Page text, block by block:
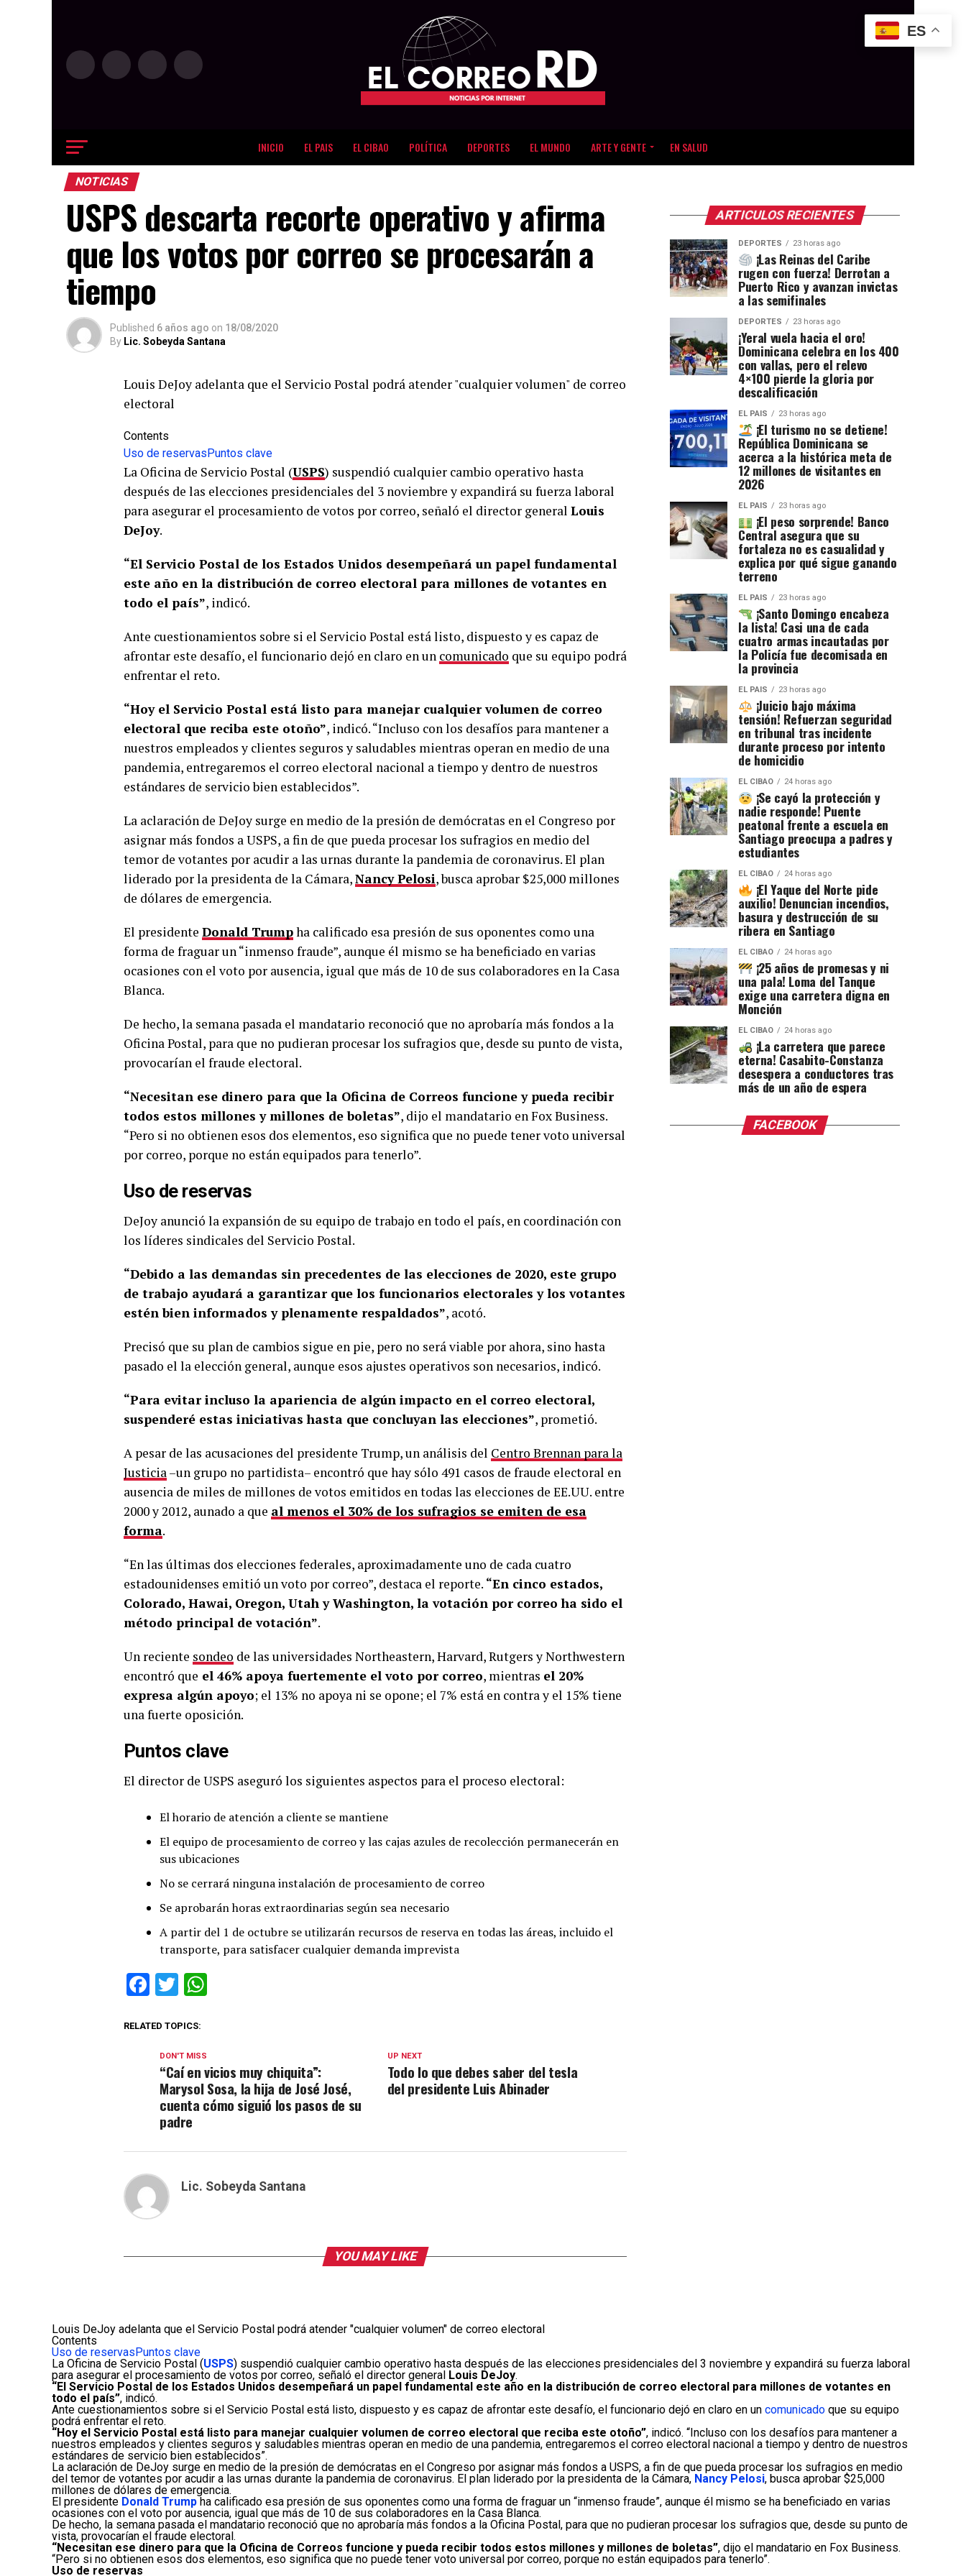
INICIO EL PAIS EL CIBAO POLÍTICA DEPORTES EL MUNDO ARTE Y GENTE EN SALUD
NOTICIAS
USPS descarta recorte operativo y afirma
que los votos por correo se procesarán a
tiempo
Published 6 años ago on 18/08/2020
By Lic. Sobeyda Santana
Louis DeJoy adelanta que el Servicio Postal podrá atender "cualquier volumen" de correo
electoral
Contents
Uso de reservasPuntos clave
La Oficina de Servicio Postal (USPS) suspendió cualquier cambio operativo hasta
después de las elecciones presidenciales del 3 noviembre y expandirá su fuerza laboral
para asegurar el procesamiento de votos por correo, señaló el director general Louis
DeJoy.
“El Servicio Postal de los Estados Unidos desempeñará un papel fundamental
este año en la distribución de correo electoral para millones de votantes en
todo el país”, indicó.
Ante cuestionamientos sobre si el Servicio Postal está listo, dispuesto y es capaz de
afrontar este desafío, el funcionario dejó en claro en un comunicado que su equipo podrá
enfrentar el reto.
“Hoy el Servicio Postal está listo para manejar cualquier volumen de correo
electoral que reciba este otoño”, indicó. “Incluso con los desafíos para mantener a
nuestros empleados y clientes seguros y saludables mientras operan en medio de una
pandemia, entregaremos el correo electoral nacional a tiempo y dentro de nuestros
estándares de servicio bien establecidos”.
La aclaración de DeJoy surge en medio de la presión de demócratas en el Congreso por
asignar más fondos a USPS, a fin de que pueda procesar los sufragios en medio del
temor de votantes por acudir a las urnas durante la pandemia de coronavirus. El plan
liderado por la presidenta de la Cámara,Nancy Pelosi, busca aprobar $25,000 millones
de dólares de emergencia.
El presidente Donald Trumpha calificado esa presión de sus oponentes como una
forma de fraguar un “inmenso fraude”, aunque él mismo se ha beneficiado en varias
ocasiones con el voto por ausencia, igual que más de 10 de sus colaboradores en la Casa
Blanca.
De hecho, la semana pasada el mandatario reconoció que no aprobaría más fondos a la
Oficina Postal, para que no pudieran procesar los sufragios que, desde su punto de vista,
provocarían el fraude electoral.
“Necesitan ese dinero para que la Oficina de Correos funcione y pueda recibir
todos estos millones y millones de boletas”, dijo el mandatario en Fox Business.
“Pero si no obtienen esos dos elementos, eso significa que no puede tener voto universal
por correo, porque no están equipados para tenerlo”.
Uso de reservas
DeJoy anunció la expansión de su equipo de trabajo en todo el país, en coordinación con
los líderes sindicales del Servicio Postal.
“Debido a las demandas sin precedentes de las elecciones de 2020, este grupo
de trabajo ayudará a garantizar que los funcionarios electorales y los votantes
estén bien informados y plenamente respaldados”, acotó.
Precisó que su plan de cambios sigue en pie, pero no será viable por ahora, sino hasta
pasado el la elección general, aunque esos ajustes operativos son necesarios, indicó.
“Para evitar incluso la apariencia de algún impacto en el correo electoral,
suspenderé estas iniciativas hasta que concluyan las elecciones”, prometió.
A pesar de las acusaciones del presidente Trump, un análisis del Centro Brennan para la
Justicia–un grupo no partidista– encontró que hay sólo 491 casos de fraude electoral en
ausencia de miles de millones de votos emitidos en todas las elecciones de EE.UU. entre
2000 y 2012, aunado a que al menos el 30% de los sufragios se emiten de esa
forma.
“En las últimas dos elecciones federales, aproximadamente uno de cada cuatro
estadounidenses emitió un voto por correo”, destaca el reporte. “En cinco estados,
Colorado, Hawai, Oregon, Utah y Washington, la votación por correo ha sido el
método principal de votación”.
Un reciente sondeo de las universidades Northeastern, Harvard, Rutgers y Northwestern
encontró que el 46% apoya fuertemente el voto por correo, mientras el 20%
expresa algún apoyo; el 13% no apoya ni se opone; el 7% está en contra y el 15% tiene
una fuerte oposición.
Puntos clave
El director de USPS aseguró los siguientes aspectos para el proceso electoral:
El horario de atención a cliente se mantiene
El equipo de procesamiento de correo y las cajas azules de recolección permanecerán en
sus ubicaciones
No se cerrará ninguna instalación de procesamiento de correo
Se aprobarán horas extraordinarias según sea necesario
A partir del 1 de octubre se utilizarán recursos de reserva en todas las áreas, incluido el
transporte, para satisfacer cualquier demanda imprevista
Facebook
Twitter
RELATED TOPICS:
UP NEXT
Todo lo que debes saber del tesla
del presidente Luis Abinader
DON'T MISS
“Caí en vicios muy chiquita”:
Marysol Sosa, la hija de José José,
cuenta cómo siguió los pasos de su
padre
Lic. Sobeyda Santana
YOU MAY LIKE
ARTICULOS RECIENTES
DEPORTES 23 horas ago
¡Las Reinas del Caribe
rugen con fuerza! Derrotan a
Puerto Rico y avanzan invictas
a las semifinales
DEPORTES 23 horas ago
¡Yeral vuela hacia el oro!
Dominicana celebra en los 400
con vallas, pero el relevo
4×100 pierde la gloria por
descalificación
EL PAIS 23 horas ago
¡El turismo no se detiene!
República Dominicana se
acerca a la histórica meta de
12 millones de visitantes en
2026
EL PAIS 23 horas ago
¡El peso sorprende! Banco
Central asegura que su
fortaleza no es casualidad y
explica por qué sigue ganando
terreno
EL PAIS 23 horas ago
¡Santo Domingo encabeza
la lista! Casi una de cada
cuatro armas incautadas por
la Policía fue decomisada en
la provincia
EL PAIS 23 horas ago
¡Juicio bajo máxima
tensión! Refuerzan seguridad
en tribunal tras incidente
durante proceso por intento
de homicidio
EL CIBAO 24 horas ago
¡Se cayó la protección y
nadie responde! Puente
peatonal frente a escuela en
Santiago preocupa a padres y
estudiantes
EL CIBAO 24 horas ago
¡El Yaque del Norte pide
auxilio! Denuncian incendios,
basura y destrucción de su
ribera en Santiago
EL CIBAO 24 horas ago
¡25 años de promesas y ni
una pala! Loma del Tanque
exige una carretera digna en
Monción
EL CIBAO 24 horas ago
¡La carretera que parece
eterna! Casabito-Constanza
desespera a conductores tras
más de un año de espera
FACEBOOK
Louis DeJoy adelanta que el Servicio Postal podrá atender "cualquier volumen" de correo electoral
Contents
Uso de reservasPuntos clave
La Oficina de Servicio Postal (USPS) suspendió cualquier cambio operativo hasta después de las elecciones presidenciales del 3 noviembre y expandirá su fuerza laboral
para asegurar el procesamiento de votos por correo, señaló el director general Louis DeJoy.
“El Servicio Postal de los Estados Unidos desempeñará un papel fundamental este año en la distribución de correo electoral para millones de votantes en
todo el país”, indicó.
Ante cuestionamientos sobre si el Servicio Postal está listo, dispuesto y es capaz de afrontar este desafío, el funcionario dejó en claro en un comunicado que su equipo
podrá enfrentar el reto.
“Hoy el Servicio Postal está listo para manejar cualquier volumen de correo electoral que reciba este otoño”, indicó. “Incluso con los desafíos para mantener a
nuestros empleados y clientes seguros y saludables mientras operan en medio de una pandemia, entregaremos el correo electoral nacional a tiempo y dentro de nuestros
estándares de servicio bien establecidos”.
La aclaración de DeJoy surge en medio de la presión de demócratas en el Congreso por asignar más fondos a USPS, a fin de que pueda procesar los sufragios en medio
del temor de votantes por acudir a las urnas durante la pandemia de coronavirus. El plan liderado por la presidenta de la Cámara, Nancy Pelosi, busca aprobar $25,000
millones de dólares de emergencia.
El presidente Donald Trump ha calificado esa presión de sus oponentes como una forma de fraguar un “inmenso fraude”, aunque él mismo se ha beneficiado en varias
ocasiones con el voto por ausencia, igual que más de 10 de sus colaboradores en la Casa Blanca.
De hecho, la semana pasada el mandatario reconoció que no aprobaría más fondos a la Oficina Postal, para que no pudieran procesar los sufragios que, desde su punto de
vista, provocarían el fraude electoral.
“Necesitan ese dinero para que la Oficina de Correos funcione y pueda recibir todos estos millones y millones de boletas”, dijo el mandatario en Fox Business.
“Pero si no obtienen esos dos elementos, eso significa que no puede tener voto universal por correo, porque no están equipados para tenerlo”.
Uso de reservas
ES